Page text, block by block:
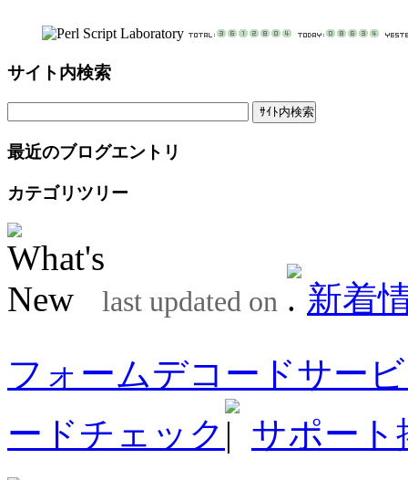
サイト内検索
最近のブログエントリ
カテゴリツリー
last updated on
新着
フォームデコードサー
ードチェック
サポート